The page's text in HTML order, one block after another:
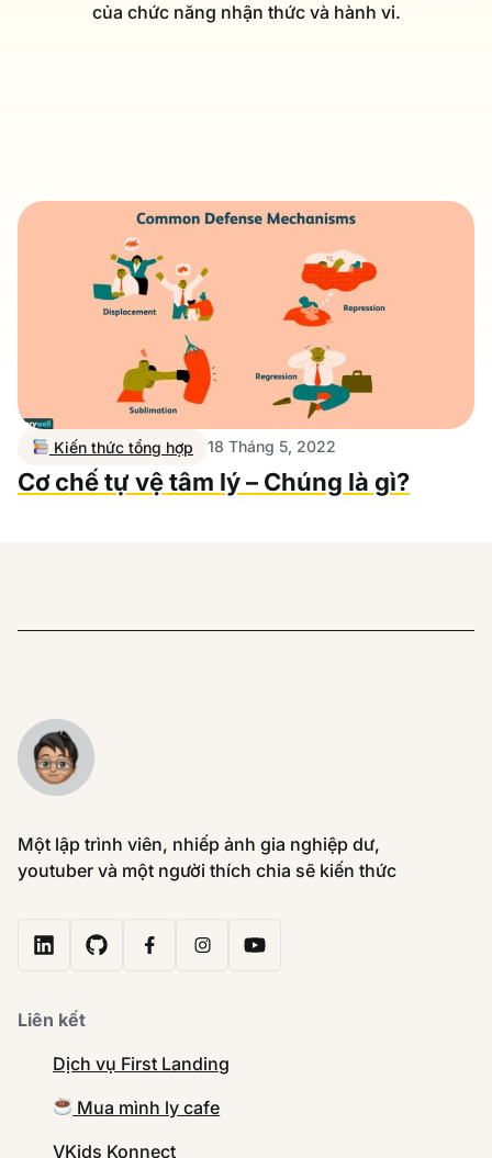
của chức năng nhận thức và hành vi.
Kiến thức tổng hợp 18 Tháng 5, 2022
Cơ chế tự vệ tâm lý – Chúng là gì?
Một lập trình viên, nhiếp ảnh gia nghiệp dư,
youtuber và một người thích chia sẽ kiến thức
Liên kết
Dịch vụ First Landing
Mua mình ly cafe
VKids Konnect